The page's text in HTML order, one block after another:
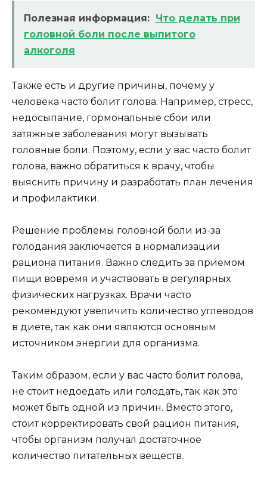
Полезная информация: Что делать при
головной боли после выпитого
алкоголя
Также есть и другие причины, почему у
человека часто болит голова. Например, стресс,
недосыпание, гормональные сбои или
затяжные заболевания могут вызывать
головные боли. Поэтому, если у вас часто болит
голова, важно обратиться к врачу, чтобы
выяснить причину и разработать план лечения
и профилактики.
Решение проблемы головной боли из-за
голодания заключается в нормализации
рациона питания. Важно следить за приемом
пищи вовремя и участвовать в регулярных
физических нагрузках. Врачи часто
рекомендуют увеличить количество углеводов
в диете, так как они являются основным
источником энергии для организма.
Таким образом, если у вас часто болит голова,
не стоит недоедать или голодать, так как это
может быть одной из причин. Вместо этого,
стоит корректировать свой рацион питания,
чтобы организм получал достаточное
количество питательных веществ.